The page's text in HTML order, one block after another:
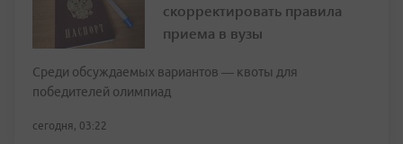
скорректировать правила
приема в вузы
Среди обсуждаемых вариантов — квоты для
победителей олимпиад
сегодня, 03:22